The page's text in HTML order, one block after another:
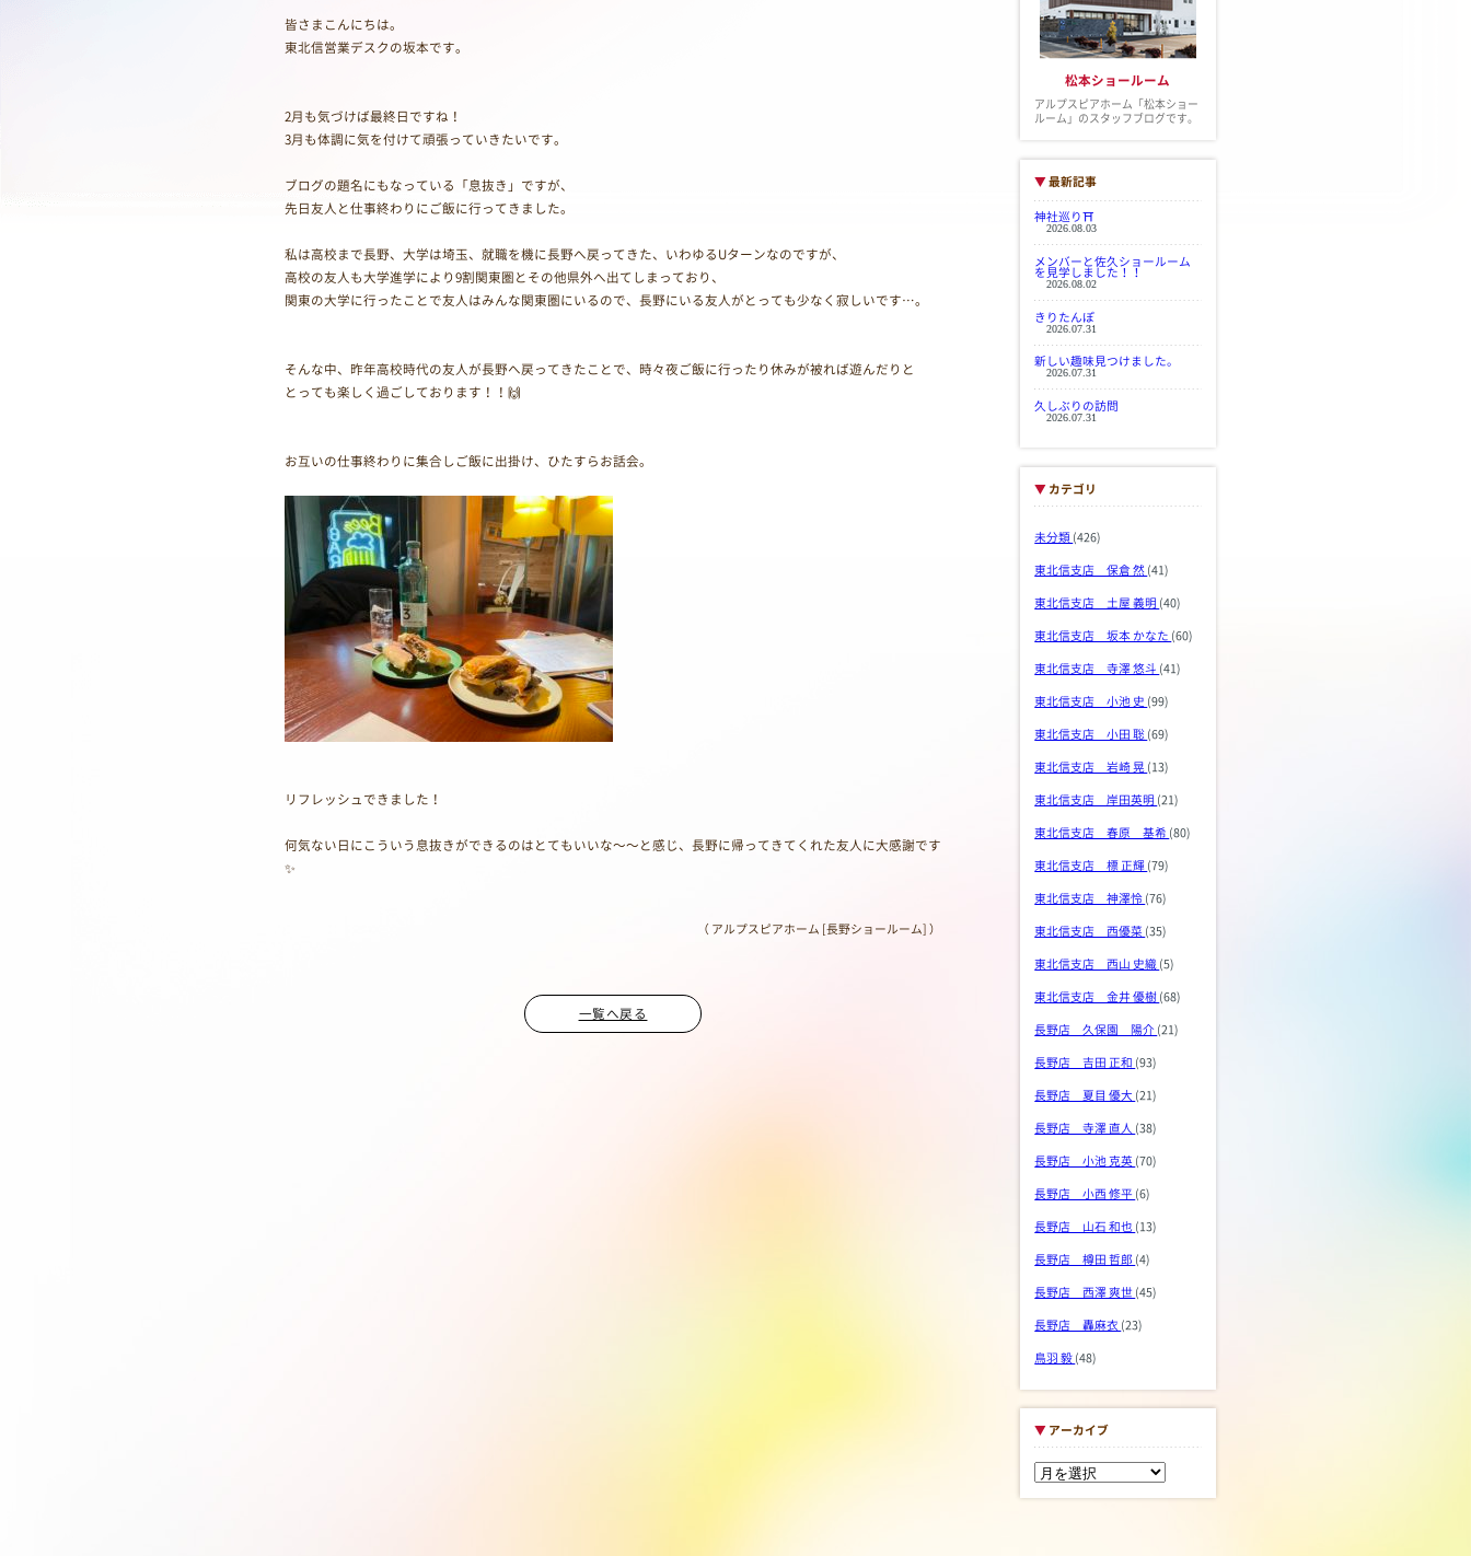
皆さまこんにちは。
東北信営業デスクの坂本です。
2月も気づけば最終日ですね！
3月も体調に気を付けて頑張っていきたいです。
ブログの題名にもなっている「息抜き」ですが、
先日友人と仕事終わりにご飯に行ってきました。
私は高校まで長野、大学は埼玉、就職を機に長野へ戻ってきた、いわゆるUターンなのですが、
高校の友人も大学進学により9割関東圏とその他県外へ出てしまっており、
関東の大学に行ったことで友人はみんな関東圏にいるので、長野にいる友人がとっても少なく寂しいです…。
そんな中、昨年高校時代の友人が長野へ戻ってきたことで、時々夜ご飯に行ったり休みが被れば遊んだりと
とっても楽しく過ごしております！！🙌
お互いの仕事終わりに集合しご飯に出掛け、ひたすらお話会。
リフレッシュできました！
何気ない日にこういう息抜きができるのはとてもいいな～～と感じ、長野に帰ってきてくれた友人に大感謝です
✨
（ アルプスピアホーム [長野ショールーム] ）
一覧へ戻る
松本ショールーム
アルプスピアホーム「松本ショー
ルーム」のスタッフブログです。
▼最新記事
神社巡り⛩
2026.08.03
メンバーと佐久ショールーム
を見学しました！！
2026.08.02
きりたんぽ
2026.07.31
新しい趣味見つけました。
2026.07.31
久しぶりの訪問
2026.07.31
▼ カテゴリ
未分類 (426)
東北信支店 保倉 然 (41)
東北信支店 土屋 義明 (40)
東北信支店 坂本 かなた (60)
東北信支店 寺澤 悠斗 (41)
東北信支店 小池 史 (99)
東北信支店 小田 聡 (69)
東北信支店 岩崎 晃 (13)
東北信支店 岸田英明 (21)
東北信支店 春原 基希 (80)
東北信支店 標 正輝 (79)
東北信支店 神澤怜 (76)
東北信支店 西優菜 (35)
東北信支店 西山 史織 (5)
東北信支店 金井 優樹 (68)
長野店 久保園 陽介 (21)
長野店 吉田 正和 (93)
長野店 夏目 優大 (21)
長野店 寺澤 直人 (38)
長野店 小池 克英 (70)
長野店 小西 修平 (6)
長野店 山石 和也 (13)
長野店 樽田 哲郎 (4)
長野店 西澤 爽世 (45)
長野店 轟麻衣 (23)
鳥羽 毅 (48)
▼ アーカイブ